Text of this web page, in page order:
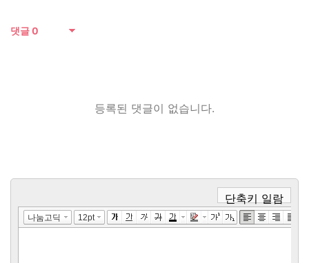
댓글0
등록된 댓글이 없습니다.
단축키 일람